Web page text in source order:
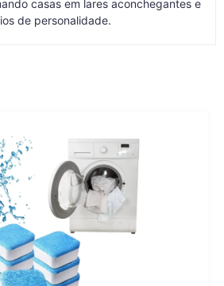
casas em lares aconchegantes e
de personalidade.